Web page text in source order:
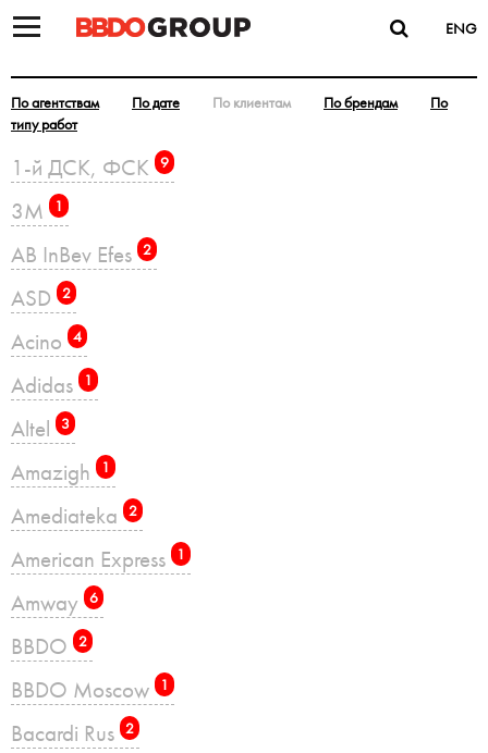
ENG
По агентствам По дате По клиентам По брендам
По
типу работ
1-й ДСК, ФСК 9
3M 1
AB InBev Efes 2
ASD 2
Acino 4
Adidas 1
Altel 3
Amazigh 1
Amediateka 2
American Express 1
Amway 6
BBDO 2
BBDO Moscow 1
Bacardi Rus 2